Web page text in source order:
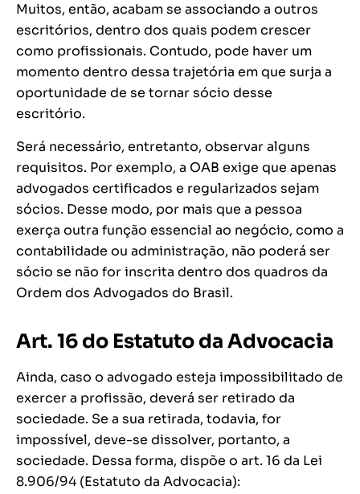
Muitos, então, acabam se associando a outros
escritórios, dentro dos quais podem crescer
como profissionais. Contudo, pode haver um
momento dentro dessa trajetória em que surja a
oportunidade de se tornar sócio desse
escritório.
Será necessário, entretanto, observar alguns
requisitos. Por exemplo, a OAB exige que apenas
advogados certificados e regularizados sejam
sócios. Desse modo, por mais que a pessoa
exerça outra função essencial ao negócio, como a
contabilidade ou administração, não poderá ser
sócio se não for inscrita dentro dos quadros da
Ordem dos Advogados do Brasil.
Art. 16 do Estatuto da Advocacia
Ainda, caso o advogado esteja impossibilitado de
exercer a profissão, deverá ser retirado da
sociedade. Se a sua retirada, todavia, for
impossível, deve-se dissolver, portanto, a
sociedade. Dessa forma, dispõe o art. 16 da Lei
8.906/94 (Estatuto da Advocacia):